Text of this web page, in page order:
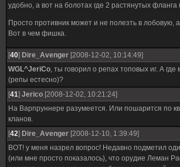
удобно, а вот на болотах где 2 растянутых
Просто противник может и не полезть в лобовую,
Вот в чем фишка.
[40] Dire_Avenger [2008-12-02, 10:14:49]
WGL^JeriCo, ты говорил о репах топовых иг. А
(репы естесно)?
[41] Jerico [2008-12-02, 10:21:24]
На Варпруннере разумеется. Или пошарится по
кланов.
[42] Dire_Avenger [2008-12-10, 1:39:49]
ВОТ! у меня назрел вопрос! Недавно подметил
(или мне просто показалось), что орудие Леман